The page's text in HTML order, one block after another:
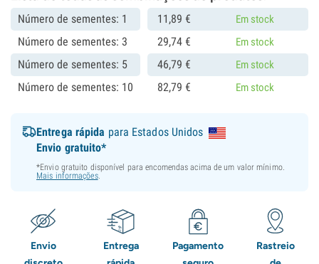
Número de sementes: 1 11,89 € Em stock
Número de sementes: 3 29,74 € Em stock
Número de sementes: 5 46,79 € Em stock
Número de sementes: 10 82,79 € Em stock
Entrega rápida para Estados Unidos
Envio gratuito*
*Envio gratuito disponível para encomendas acima de um valor mínimo.
Mais informações.
Envio
Entrega
Pagamento
Rastreio